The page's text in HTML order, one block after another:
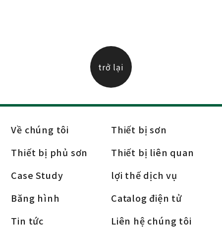
trở lại
Về chúng tôi
Thiết bị sơn
Thiết bị phủ sơn
Thiết bị liên quan
Case Study
lợi thế dịch vụ
Băng hình
Catalog điện tử
Tin tức
Liên hệ chúng tôi